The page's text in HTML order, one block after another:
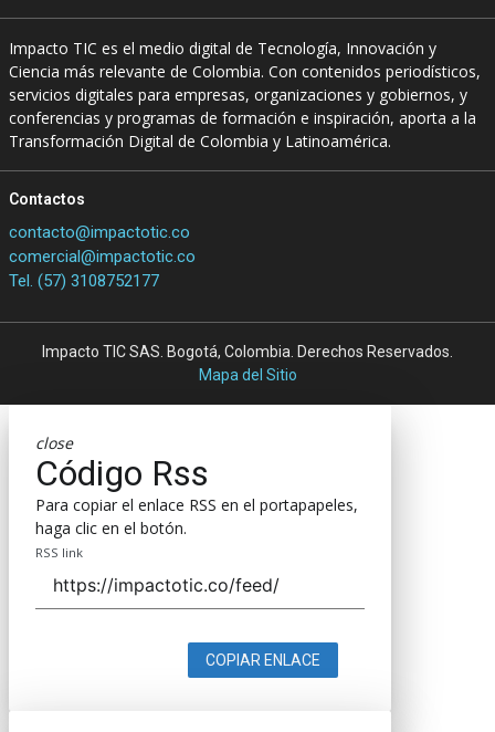
Impacto TIC es el medio digital de Tecnología, Innovación y
Ciencia más relevante de Colombia. Con contenidos periodísticos,
servicios digitales para empresas, organizaciones y gobiernos, y
conferencias y programas de formación e inspiración, aporta a la
Transformación Digital de Colombia y Latinoamérica.
Contactos
contacto@impactotic.co
comercial@impactotic.co
Tel. (57) 3108752177
Impacto TIC SAS. Bogotá, Colombia. Derechos Reservados.
Mapa del Sitio
close
Código Rss
Para copiar el enlace RSS en el portapapeles,
haga clic en el botón.
RSS link
COPIAR ENLACE